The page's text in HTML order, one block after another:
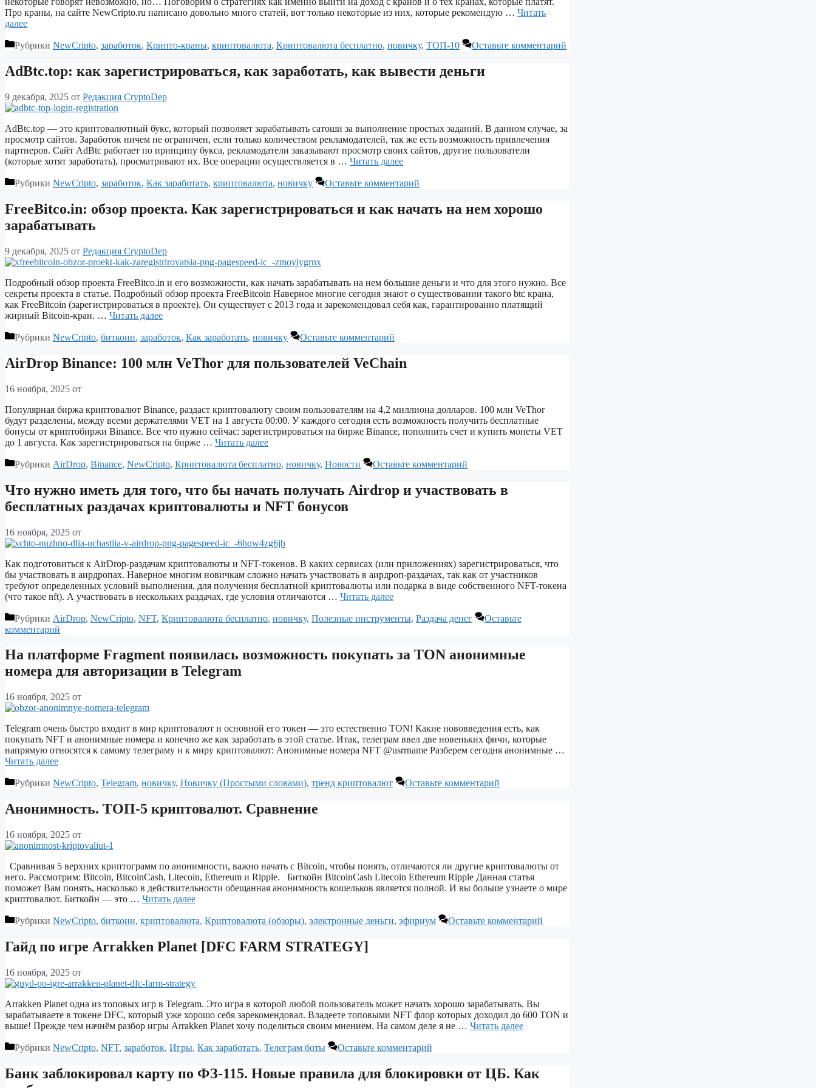
Про краны, на сайте NewCripto.ru написано довольно много статей, вот только некоторые из них, которые рекомендую … Читать
далее
Рубрики NewCripto, заработок, Крипто-краны, криптовалюта, Криптовалюта бесплатно, новичку, ТОП-10 Оставьте комментарий
AdBtc.top: как зарегистрироваться, как заработать, как вывести деньги
9 декабря, 2025 от Редакция CryptoDep
AdBtc.top — это криптовалютный букс, который позволяет зарабатывать сатоши за выполнение простых заданий. В данном случае, за
просмотр сайтов. Заработок ничем не ограничен, если только количеством рекламодателей, так же есть возможность привлечения
партнеров. Сайт AdBtc работает по принципу букса, рекламодатели заказывают просмотр своих сайтов, другие пользователи
(которые хотят заработать), просматривают их. Все операции осуществляется в … Читать далее
Рубрики NewCripto, заработок, Как заработать, криптовалюта, новичку Оставьте комментарий
FreeBitco.in: обзор проекта. Как зарегистрироваться и как начать на нем хорошо
зарабатывать
9 декабря, 2025 от Редакция CryptoDep
Подробный обзор проекта FreeBitco.in и его возможности, как начать зарабатывать на нем большие деньги и что для этого нужно. Все
секреты проекта в статье. Подробный обзор проекта FreeBitcoin Наверное многие сегодня знают о существовании такого btc крана,
как FreeBitcoin (зарегистрироваться в проекте). Он существует с 2013 года и зарекомендовал себя как, гарантированно платящий
жирный Bitcoin-кран. … Читать далее
Рубрики NewCripto, биткоин, заработок, Как заработать, новичку Оставьте комментарий
AirDrop Binance: 100 млн VeThor для пользователей VeChain
16 ноября, 2025 от
Популярная биржа криптовалют Binance, раздаст криптовалюту своим пользователям на 4,2 миллиона долларов. 100 млн VeThor
будут разделены, между всеми держателями VET на 1 августа 00:00. У каждого сегодня есть возможность получить бесплатные
бонусы от криптобиржи Binance. Все что нужно сейчас: зарегистрироваться на бирже Binance, пополнить счет и купить монеты VET
до 1 августа. Как зарегистрироваться на бирже … Читать далее
Рубрики AirDrop, Binance, NewCripto, Криптовалюта бесплатно, новичку, Новости Оставьте комментарий
Что нужно иметь для того, что бы начать получать Airdrop и участвовать в
бесплатных раздачах криптовалюты и NFT бонусов
16 ноября, 2025 от
Как подготовиться к AirDrop-раздачам криптовалюты и NFT-токенов. В каких сервисах (или приложениях) зарегистрироваться, что
бы участвовать в аирдропах. Наверное многим новичкам сложно начать участвовать в аирдроп-раздачах, так как от участников
требуют определенных условий выполнения, для получения бесплатной криптовалюты или подарка в виде собственного NFT-токена
(что такое nft). А участвовать в нескольких раздачах, где условия отличаются … Читать далее
Рубрики AirDrop, NewCripto, NFT, Криптовалюта бесплатно, новичку, Полезные инструменты, Раздача денег
Оставьте
комментарий
На платформе Fragment появилась возможность покупать за TON анонимные
номера для авторизации в Telegram
16 ноября, 2025 от
Telegram очень быстро входит в мир криптовалют и основной его токен — это естественно TON! Какие нововведения есть, как
покупать NFT и анонимные номера и конечно же как заработать в этой статье. Итак, телеграм ввел две новеньких фичи, которые
напрямую относятся к самому телеграму и к миру криптовалют: Анонимные номера NFT @usrrname Разберем сегодня анонимные …
Читать далее
Рубрики NewCripto, Telegram, новичку, Новичку (Простыми словами), тренд криптовалют Оставьте комментарий
Анонимность. ТОП-5 криптовалют. Сравнение
16 ноября, 2025 от
Сравнивая 5 верхних криптограмм по анонимности, важно начать с Bitcoin, чтобы понять, отличаются ли другие криптовалюты от
него. Рассмотрим: Bitcoin, BitcoinCash, Litecoin, Ethereum и Ripple. Биткойн BitcoinCash Litecoin Ethereum Ripple Данная статья
поможет Вам понять, насколько в действительности обещанная анонимность кошельков является полной. И вы больше узнаете о мире
криптовалют. Биткойн — это … Читать далее
Рубрики NewCripto, биткоин, криптовалюта, Криптовалюта (обзоры), электронные деньги, эфириум Оставьте комментарий
Гайд по игре Arrakken Planet [DFC FARM STRATEGY]
16 ноября, 2025 от
Arrakken Planet одна из топовых игр в Telegram. Это игра в которой любой пользователь может начать хорошо зарабатывать. Вы
зарабатываете в токене DFC, который уже хорошо себя зарекомендовал. Владеете топовыми NFT флор которых доходил до 600 TON и
выше! Прежде чем начнём разбор игры Arrakken Planet хочу поделиться своим мнением. На самом деле я не … Читать далее
Рубрики NewCripto, NFT, заработок, Игры, Как заработать, Телеграм боты Оставьте комментарий
Банк заблокировал карту по ФЗ-115. Новые правила для блокировки от ЦБ. Как